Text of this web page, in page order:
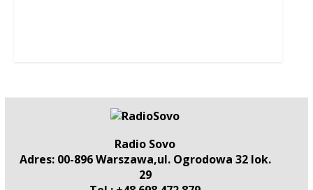
Radio Sovo
Adres: 00-896 Warszawa,ul. Ogrodowa 32 lok.
29